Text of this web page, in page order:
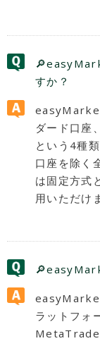
すか？
ダード口座
という4種
口座を除く
は固定方式
用いただけ
ラットフォ